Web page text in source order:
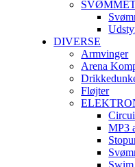
DIVERSE
Armvinger
Arena
Fløjter
MP3